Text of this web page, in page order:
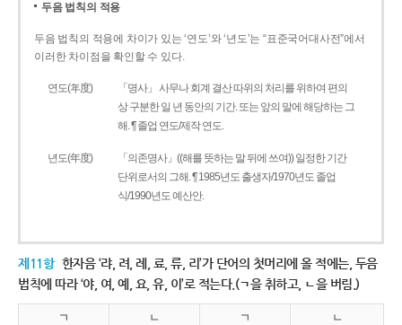
두음 법칙의 적용
두음 법칙의 적용에 차이가 있는 ‘연도’와 ‘년도’는 “표준국어대사전”에서
이러한 차이점을 확인할 수 있다.
연도(年度)
「명사」 사무나 회계 결산 따위의 처리를 위하여 편의
상 구분한 일 년 동안의 기간. 또는 앞의 말에 해당하는 그
해. ¶ 졸업 연도/제작 연도.
년도(年度)
「의존명사」((해를 뜻하는 말 뒤에 쓰여)) 일정한 기간
단위로서의 그해. ¶ 1985년도 출생자/1970년도 졸업
식/1990년도 예산안.
제11항 한자음 ‘랴, 려, 례, 료, 류, 리’가 단어의 첫머리에 올 적에는, 두음
법칙에 따라 ‘야, 여, 예, 요, 유, 이’로 적는다.(ㄱ을 취하고, ㄴ을 버림.)
ㄱ ㄴ ㄱ ㄴ